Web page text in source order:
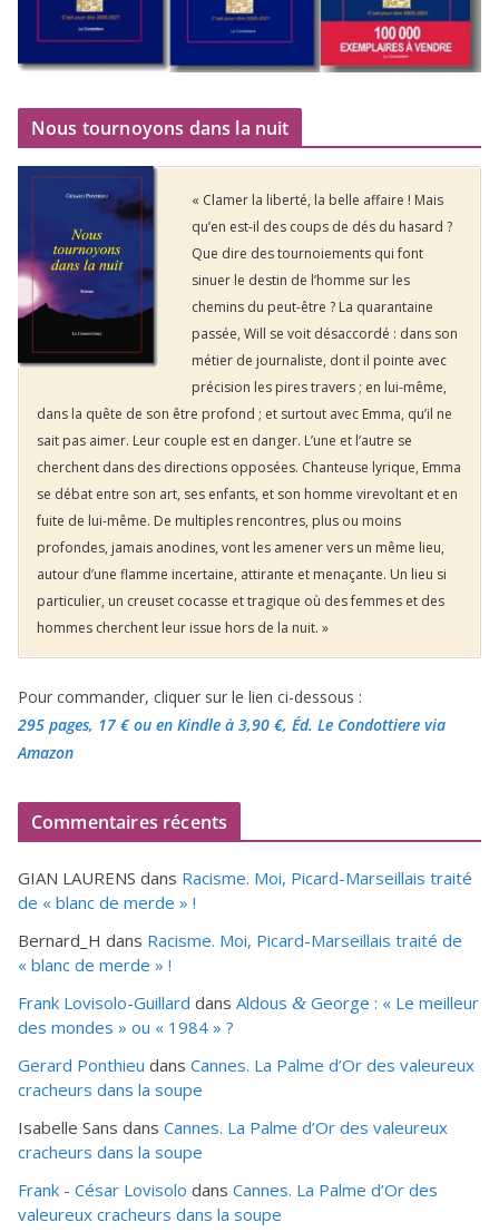
Nous tournoyons dans la nuit
« Clamer la liberté, la belle affaire ! Mais
qu’en est-il des coups de dés du hasard ?
Que dire des tournoiements qui font
sinuer le destin de l’homme sur les
chemins du peut-être ? La quarantaine
passée, Will se voit désaccordé : dans son
métier de journaliste, dont il pointe avec
précision les pires travers ; en lui-même,
dans la quête de son être profond ; et surtout avec Emma, qu’il ne
sait pas aimer. Leur couple est en danger. L’une et l’autre se
cherchent dans des directions opposées. Chanteuse lyrique, Emma
se débat entre son art, ses enfants, et son homme virevoltant et en
fuite de lui-même. De multiples rencontres, plus ou moins
profondes, jamais anodines, vont les amener vers un même lieu,
autour d’une flamme incertaine, attirante et menaçante. Un lieu si
particulier, un creuset cocasse et tragique où des femmes et des
hommes cherchent leur issue hors de la nuit. »
Pour commander, cliquer sur le lien ci-dessous :
295 pages, 17 €ou en Kindle à 3,90 €, Éd. Le Condottiere via
Amazon
Commentaires récents
GIAN LAURENS dans Racisme. Moi, Picard-Marseillais traité
de « blanc de merde » !
Bernard_H dans Racisme. Moi, Picard-Marseillais traité de
« blanc de merde » !
Frank Lovisolo-Guillard dans Aldous & George : « Le meilleur
des mondes » ou « 1984 » ?
Gerard Ponthieu dans Cannes. La Palme d’Or des valeureux
cracheurs dans la soupe
Isabelle Sans dans Cannes. La Palme d’Or des valeureux
cracheurs dans la soupe
Frank - César Lovisolo dans Cannes. La Palme d’Or des
valeureux cracheurs dans la soupe